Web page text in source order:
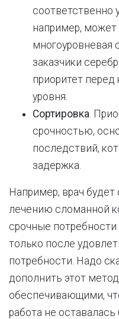
соответственно
например,
многоуровневая
заказчики
приоритет
уровня.
Сортировка.
срочностью,
последствий,
задержка.
Например, врач
лечению сломанной
срочные потребности
только после
потребности. Надо
дополнить этот
обеспечивающими,
работа не